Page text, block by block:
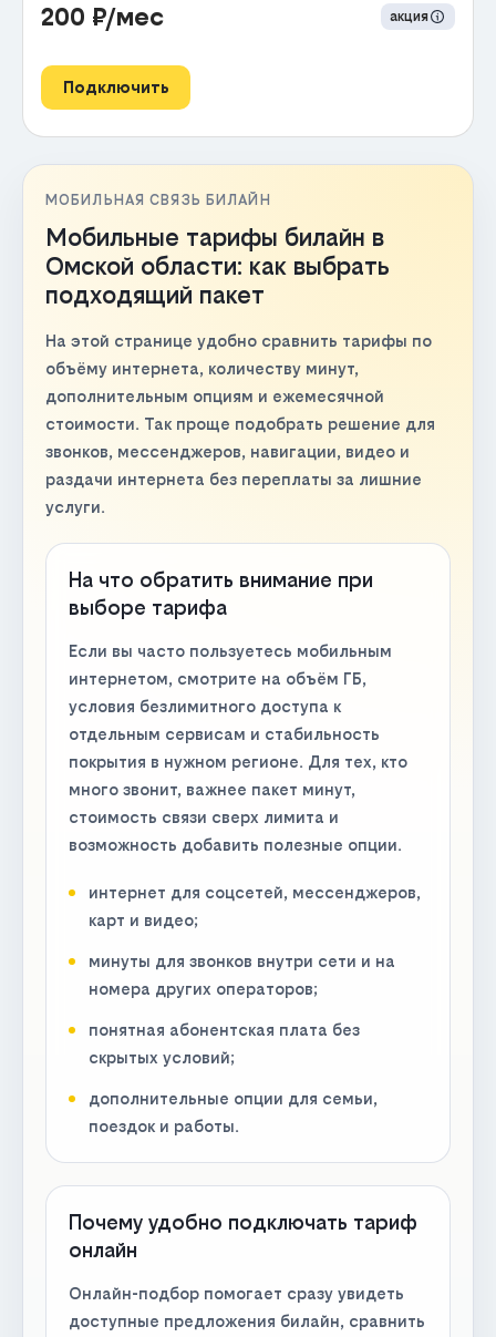
200 ₽/мес акция
Подключить
МОБИЛЬНАЯ СВЯЗЬ БИЛАЙН
Мобильные тарифы билайн в
Омской области: как выбрать
подходящий пакет
На этой странице удобно сравнить тарифы по
объёму интернета, количеству минут,
дополнительным опциям и ежемесячной
стоимости. Так проще подобрать решение для
звонков, мессенджеров, навигации, видео и
раздачи интернета без переплаты за лишние
услуги.
На что обратить внимание при
выборе тарифа
Если вы часто пользуетесь мобильным
интернетом, смотрите на объём ГБ,
условия безлимитного доступа к
отдельным сервисам и стабильность
покрытия в нужном регионе. Для тех, кто
много звонит, важнее пакет минут,
стоимость связи сверх лимита и
возможность добавить полезные опции.
интернет для соцсетей, мессенджеров,
карт и видео;
минуты для звонков внутри сети и на
номера других операторов;
понятная абонентская плата без
скрытых условий;
дополнительные опции для семьи,
поездок и работы.
Почему удобно подключать тариф
онлайн
Онлайн-подбор помогает сразу увидеть
доступные предложения билайн, сравнить